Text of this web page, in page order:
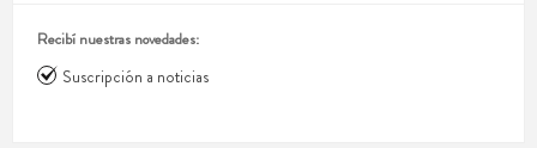
Recibí nuestras novedades:
Suscripción a noticias